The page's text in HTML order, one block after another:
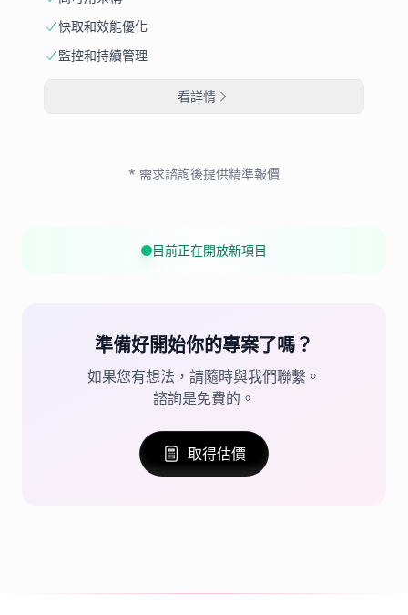
快取和效能優化
監控和持續管理
看詳情
* 需求諮詢後提供精準報價
目前正在開放新項目
準備好開始你的專案了嗎？
如果您有想法，請隨時與我們聯繫。
諮詢是免費的。
取得估價